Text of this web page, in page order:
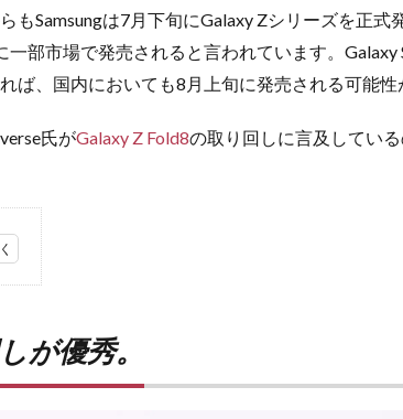
もSamsungは7月下旬にGalaxy Zシリーズを正式
一部市場で発売されると言われています。
ば、国内においても8月上旬に発売される可能性
氏がGalaxy Z Fold8の取り回しに言及してい
が優秀。